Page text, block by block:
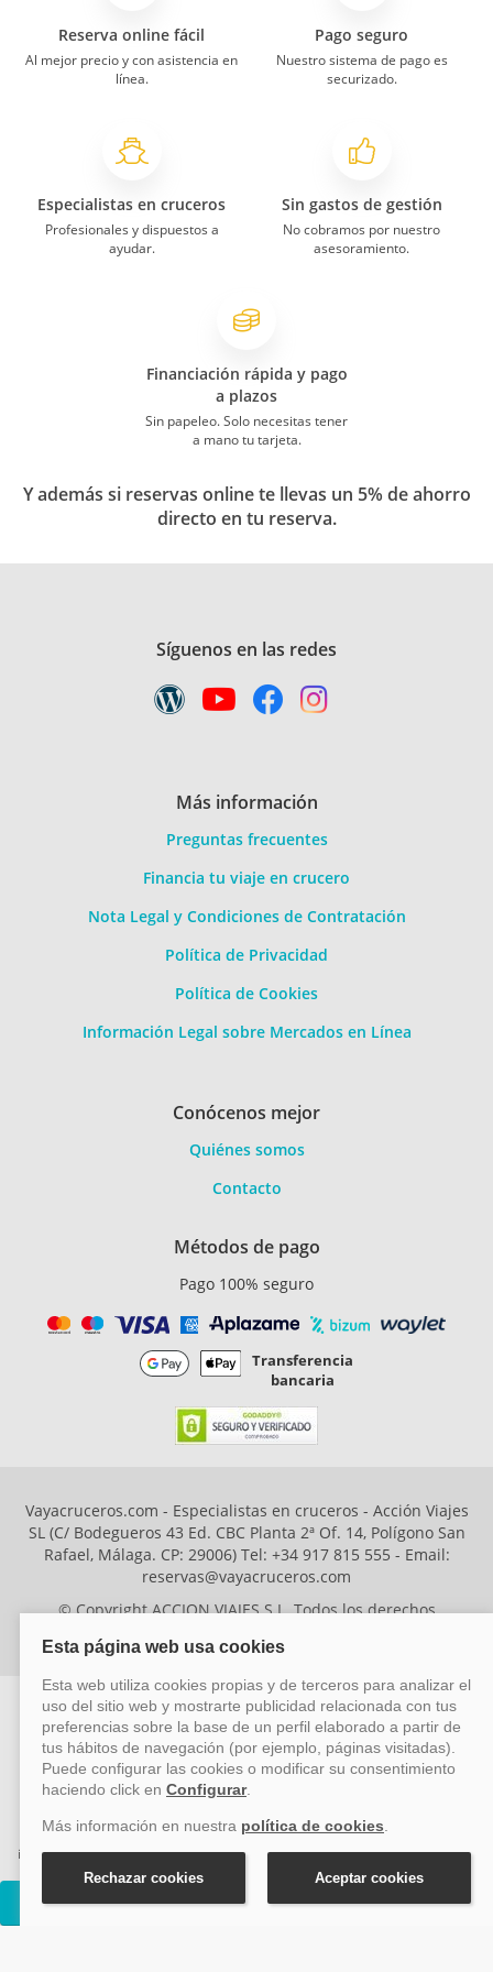
Cruceros Norwegian Sky
por tal motivo deberían tener en cuenta
nuestro idioma español, sobre todo para
información de tipo general. y avisos
7,6
Belen
05/09/2011
Norwegian Sky
El horario de los restaurante era muy
El agua de la piscina no parecia muy
limpia
8,2
Norwegian Sky
Luis Cristhopper
30/06/2011
La comida y la limpieza
Acceso a actividades infantiles de niños
menores de 2 años
Reserva online fácil
Al mejor precio y con asistencia en
línea.
Pago seguro
Nuestro sistema de pago es
securizado.
Especialistas en cruceros
Profesionales y dispuestos a
ayudar.
Sin gastos de gestión
No cobramos por nuestro
asesoramiento.
Financiación rápida y pago
a plazos
Sin papeleo. Solo necesitas tener
a mano tu tarjeta.
Y además si reservas online te llevas un 5% de ahorro
directo en tu reserva.
Síguenos en las redes
Más información
Preguntas frecuentes
Financia tu viaje en crucero
Nota Legal y Condiciones de Contratación
Política de Privacidad
Política de Cookies
Información Legal sobre Mercados en Línea
Conócenos mejor
Quiénes somos
Contacto
Métodos de pago
Pago 100% seguro
Transferencia
bancaria
Vayacruceros.com - Especialistas en cruceros - Acción Viajes
SL (C/ Bodegueros 43 Ed. CBC Planta 2ª Of. 14, Polígono San
Rafael, Málaga. CP: 29006) Tel: +34 917 815 555 - Email:
reservas@vayacruceros.com
© Copyright ACCION VIAJES S.L. Todos los derechos
ACCION VIAJES SL ha sido beneficiaria del Fondo Europeo de Desarrollo
Regional (FEDER), cuyo objetivo es mejorar la competitividad de las pymes
mediante el impulso de la innovación, el desarrollo tecnológico, la
investigación de calidad y el uso seguro y fiable del ciberespacio. Gracias a
esta financiación, la empresa ha puesto en marcha un Plan de Acción
durante el año 2026 para reforzar su competitividad empresarial,
promoviendo la innovación y la ciberseguridad. Para ello, ha contado con el